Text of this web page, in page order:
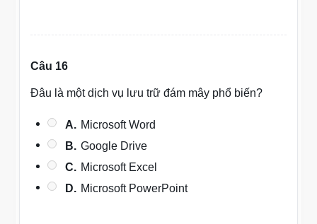
Câu 16
Đâu là một dịch vụ lưu trữ đám mây phổ biến?
A. Microsoft Word
B. Google Drive
C. Microsoft Excel
D. Microsoft PowerPoint